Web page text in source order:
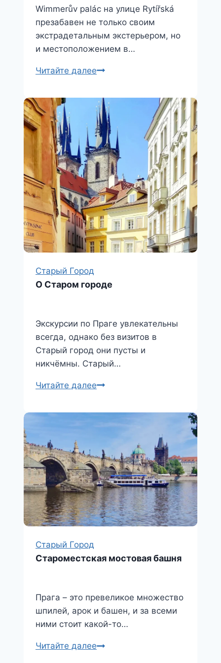
Wimmerův palác на улице Rytířská
презабавен не только своим
экстрадетальным экстерьером, но
и местоположением в…
Читайте далееWimmerův
(ул.
Rytířská)
Старый Город
О Старом городе
Экскурсии по Праге увлекательны
всегда, однако без визитов в
Старый город они пусты и
никчёмны. Старый…
Читайте далееО
городе
Старый Город
Староместская мостовая башня
Прага – это превеликое множество
шпилей, арок и башен, и за всеми
ними стоит какой-то…
Читайте далееСтароместская